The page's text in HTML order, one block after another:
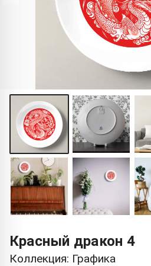
Красный дракон 4
Коллекция: Графика